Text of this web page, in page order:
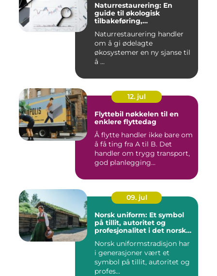
Naturrestaurering: En
guide til økologisk
tilbakeføring,
arealforvaltning
Naturrestaurering handler
om å gi ødelagte
økosystemer en ny sjanse til
å ...
12. jul
Flyttebil nøkkelen til en
enklere flyttedag
Å flytte handler ikke bare om
å få ting fra A til B. Det
handler om trygg transport,
god planlegging...
09. jul
Norsk uniform: Et symbol
på tillit, autoritet og
profesjonalitet i det norske
Norsk uniformstradisjon har
i generasjoner vært et
symbol på tillit, autoritet og
profes...